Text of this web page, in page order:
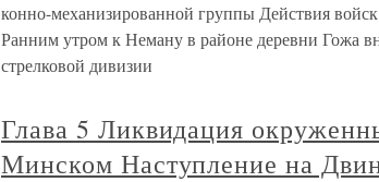
конно-механизированной группы Действия
Ранним утром к Неману в районе деревни Гожа
стрелковой дивизии
Глава 5 Ликвидация
Минском Наступление на